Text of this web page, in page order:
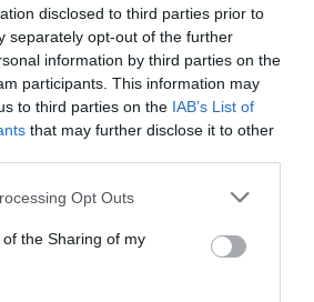
disclosed to third parties prior to
separately opt-out of the further
information by third parties on the
participants. This information may
to third parties on the IAB’s List of
that may further disclose it to other
Opt Outs
the Sharing of my
el Cántaro",
el temps, el
cultura i